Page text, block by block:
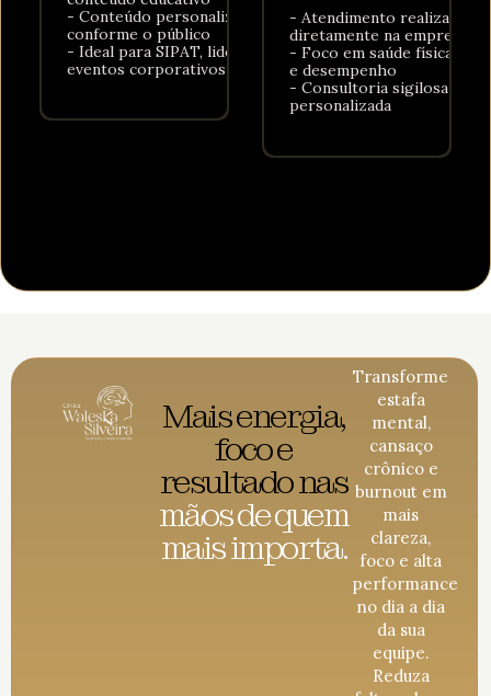
- Conteúdo personalizado
conforme o público
- Ideal para SIPAT, lideranças e
eventos corporativos
- Atendimento realizado
diretamente na empresa
- Foco em saúde física,
e desempenho
- Consultoria sigilosa e
personalizada
Mais energia,
foco e
resultado nas
mãos de quem
mais importa.
Transforme
estafa
mental,
cansaço
crônico e
burnout em
mais
clareza,
foco e alta
performance
no dia a dia
da sua
equipe.
Reduza